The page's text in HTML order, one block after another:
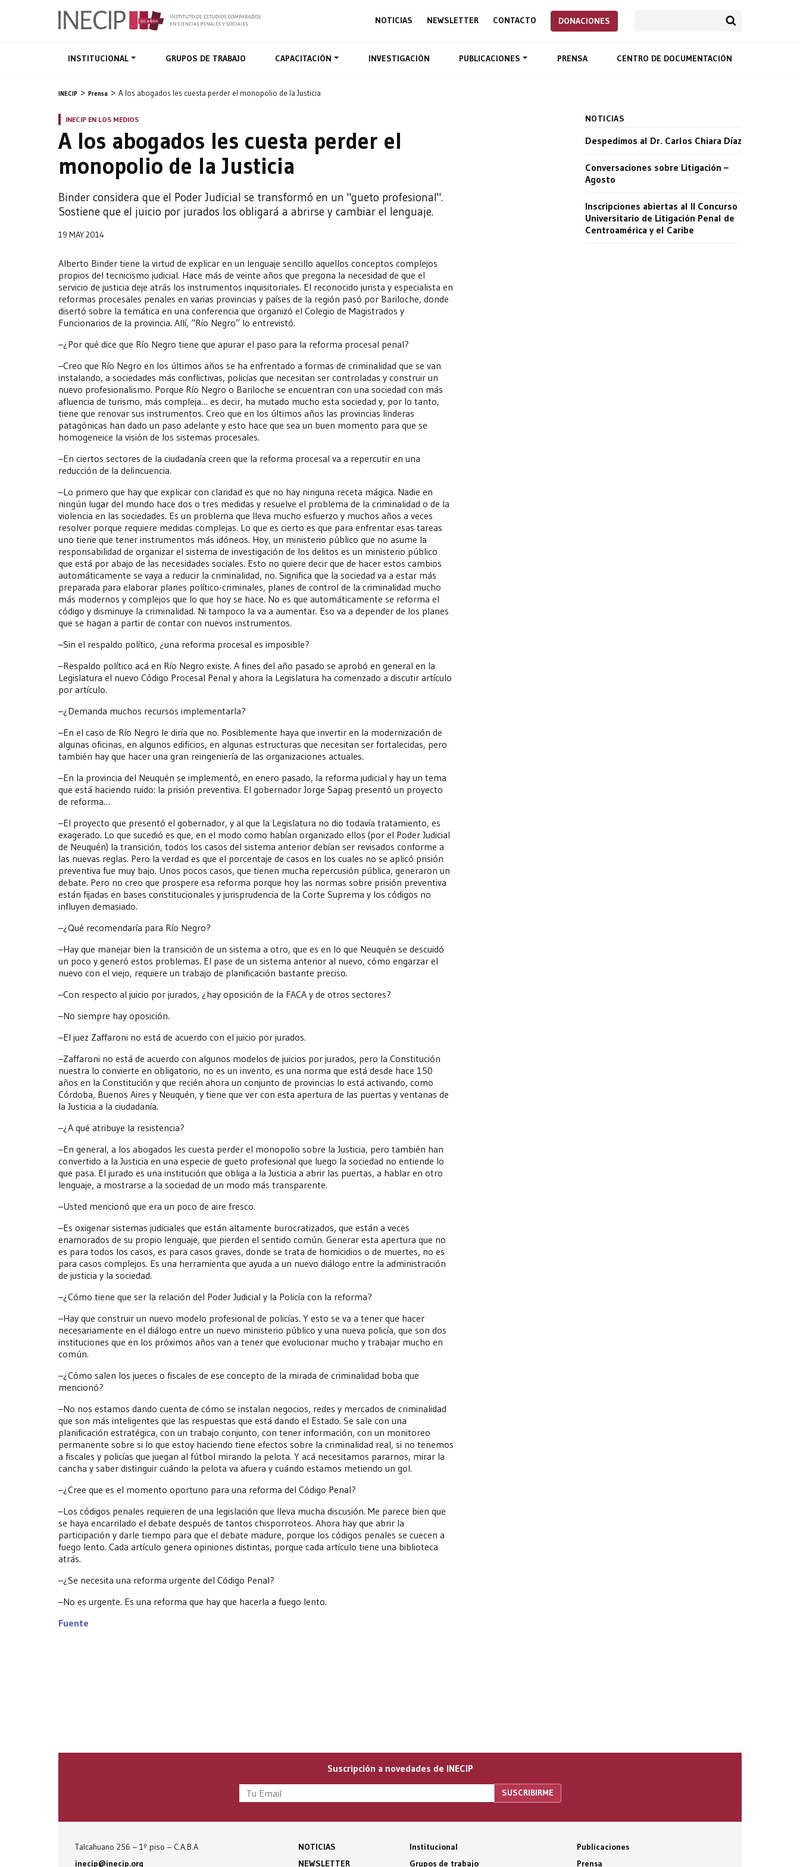
NOTICIAS NEWSLETTER CONTACTO DONACIONES
INSTITUCIONAL GRUPOS DE TRABAJO CAPACITACIÓN INVESTIGACIÓN PUBLICACIONES PRENSA CENTRO DE DOCUMENTACIÓN
INECIP Prensa A los abogados les cuesta perder el monopolio de la Justicia
INECIP EN LOS MEDIOS
A los abogados les cuesta perder el
monopolio de la Justicia
Binder considera que el Poder Judicial se transformó en un "gueto profesional".
Sostiene que el juicio por jurados los obligará a abrirse y cambiar el lenguaje.
19 MAY 2014
Alberto Binder tiene la virtud de explicar en un lenguaje sencillo aquellos conceptos complejos
propios del tecnicismo judicial. Hace más de veinte años que pregona la necesidad de que el
servicio de justicia deje atrás los instrumentos inquisitoriales. El reconocido jurista y especialista en
reformas procesales penales en varias provincias y países de la región pasó por Bariloche, donde
disertó sobre la temática en una conferencia que organizó el Colegio de Magistrados y
Funcionarios de la provincia. Allí, “Río Negro” lo entrevistó.
–¿Por qué dice que Río Negro tiene que apurar el paso para la reforma procesal penal?
–Creo que Río Negro en los últimos años se ha enfrentado a formas de criminalidad que se van
instalando, a sociedades más conflictivas, policías que necesitan ser controladas y construir un
nuevo profesionalismo. Porque Río Negro o Bariloche se encuentran con una sociedad con más
afluencia de turismo, más compleja… es decir, ha mutado mucho esta sociedad y, por lo tanto,
tiene que renovar sus instrumentos. Creo que en los últimos años las provincias linderas
patagónicas han dado un paso adelante y esto hace que sea un buen momento para que se
homogeneice la visión de los sistemas procesales.
–En ciertos sectores de la ciudadanía creen que la reforma procesal va a repercutir en una
reducción de la delincuencia.
–Lo primero que hay que explicar con claridad es que no hay ninguna receta mágica. Nadie en
ningún lugar del mundo hace dos o tres medidas y resuelve el problema de la criminalidad o de la
violencia en las sociedades. Es un problema que lleva mucho esfuerzo y muchos años a veces
resolver porque requiere medidas complejas. Lo que es cierto es que para enfrentar esas tareas
uno tiene que tener instrumentos más idóneos. Hoy, un ministerio público que no asume la
responsabilidad de organizar el sistema de investigación de los delitos es un ministerio público
que está por abajo de las necesidades sociales. Esto no quiere decir que de hacer estos cambios
automáticamente se vaya a reducir la criminalidad, no. Significa que la sociedad va a estar más
preparada para elaborar planes político-criminales, planes de control de la criminalidad mucho
más modernos y complejos que lo que hoy se hace. No es que automáticamente se reforma el
código y disminuye la criminalidad. Ni tampoco la va a aumentar. Eso va a depender de los planes
que se hagan a partir de contar con nuevos instrumentos.
–Sin el respaldo político, ¿una reforma procesal es imposible?
–Respaldo político acá en Río Negro existe. A fines del año pasado se aprobó en general en la
Legislatura el nuevo Código Procesal Penal y ahora la Legislatura ha comenzado a discutir artículo
por artículo.
–¿Demanda muchos recursos implementarla?
–En el caso de Río Negro le diría que no. Posiblemente haya que invertir en la modernización de
algunas oficinas, en algunos edificios, en algunas estructuras que necesitan ser fortalecidas, pero
también hay que hacer una gran reingeniería de las organizaciones actuales.
–En la provincia del Neuquén se implementó, en enero pasado, la reforma judicial y hay un tema
que está haciendo ruido: la prisión preventiva. El gobernador Jorge Sapag presentó un proyecto
de reforma…
–El proyecto que presentó el gobernador, y al que la Legislatura no dio todavía tratamiento, es
exagerado. Lo que sucedió es que, en el modo como habían organizado ellos (por el Poder Judicial
de Neuquén) la transición, todos los casos del sistema anterior debían ser revisados conforme a
las nuevas reglas. Pero la verdad es que el porcentaje de casos en los cuales no se aplicó prisión
preventiva fue muy bajo. Unos pocos casos, que tienen mucha repercusión pública, generaron un
debate. Pero no creo que prospere esa reforma porque hoy las normas sobre prisión preventiva
están fijadas en bases constitucionales y jurisprudencia de la Corte Suprema y los códigos no
influyen demasiado.
–¿Qué recomendaría para Río Negro?
–Hay que manejar bien la transición de un sistema a otro, que es en lo que Neuquén se descuidó
un poco y generó estos problemas. El pase de un sistema anterior al nuevo, cómo engarzar el
nuevo con el viejo, requiere un trabajo de planificación bastante preciso.
–Con respecto al juicio por jurados, ¿hay oposición de la FACA y de otros sectores?
–No siempre hay oposición.
–El juez Zaffaroni no está de acuerdo con el juicio por jurados.
–Zaffaroni no está de acuerdo con algunos modelos de juicios por jurados, pero la Constitución
nuestra lo convierte en obligatorio, no es un invento, es una norma que está desde hace 150
años en la Constitución y que recién ahora un conjunto de provincias lo está activando, como
Córdoba, Buenos Aires y Neuquén, y tiene que ver con esta apertura de las puertas y ventanas de
la Justicia a la ciudadanía.
–¿A qué atribuye la resistencia?
–En general, a los abogados les cuesta perder el monopolio sobre la Justicia, pero también han
convertido a la Justicia en una especie de gueto profesional que luego la sociedad no entiende lo
que pasa. El jurado es una institución que obliga a la Justicia a abrir las puertas, a hablar en otro
lenguaje, a mostrarse a la sociedad de un modo más transparente.
–Usted mencionó que era un poco de aire fresco.
–Es oxigenar sistemas judiciales que están altamente burocratizados, que están a veces
enamorados de su propio lenguaje, que pierden el sentido común. Generar esta apertura que no
es para todos los casos, es para casos graves, donde se trata de homicidios o de muertes, no es
para casos complejos. Es una herramienta que ayuda a un nuevo diálogo entre la administración
de justicia y la sociedad.
–¿Cómo tiene que ser la relación del Poder Judicial y la Policía con la reforma?
–Hay que construir un nuevo modelo profesional de policías. Y esto se va a tener que hacer
necesariamente en el diálogo entre un nuevo ministerio público y una nueva policía, que son dos
instituciones que en los próximos años van a tener que evolucionar mucho y trabajar mucho en
común.
–¿Cómo salen los jueces o fiscales de ese concepto de la mirada de criminalidad boba que
mencionó?
–No nos estamos dando cuenta de cómo se instalan negocios, redes y mercados de criminalidad
que son más inteligentes que las respuestas que está dando el Estado. Se sale con una
planificación estratégica, con un trabajo conjunto, con tener información, con un monitoreo
permanente sobre si lo que estoy haciendo tiene efectos sobre la criminalidad real, si no tenemos
a fiscales y policías que juegan al fútbol mirando la pelota. Y acá necesitamos pararnos, mirar la
cancha y saber distinguir cuándo la pelota va afuera y cuándo estamos metiendo un gol.
–¿Cree que es el momento oportuno para una reforma del Código Penal?
–Los códigos penales requieren de una legislación que lleva mucha discusión. Me parece bien que
se haya encarrilado el debate después de tantos chisporroteos. Ahora hay que abrir la
participación y darle tiempo para que el debate madure, porque los códigos penales se cuecen a
fuego lento. Cada artículo genera opiniones distintas, porque cada artículo tiene una biblioteca
atrás.
–¿Se necesita una reforma urgente del Código Penal?
–No es urgente. Es una reforma que hay que hacerla a fuego lento.
Fuente
NOTICIAS
Despedimos al Dr. Carlos Chiara Díaz
Conversaciones sobre Litigación –
Agosto
Inscripciones abiertas al II Concurso
Universitario de Litigación Penal de
Centroamérica y el Caribe
Suscripción a novedades de INECIP
Talcahuano 256 – 1º piso – C.A.B.A
inecip@inecip.org
NOTICIAS
NEWSLETTER
Institucional
Grupos de trabajo
Publicaciones
Prensa